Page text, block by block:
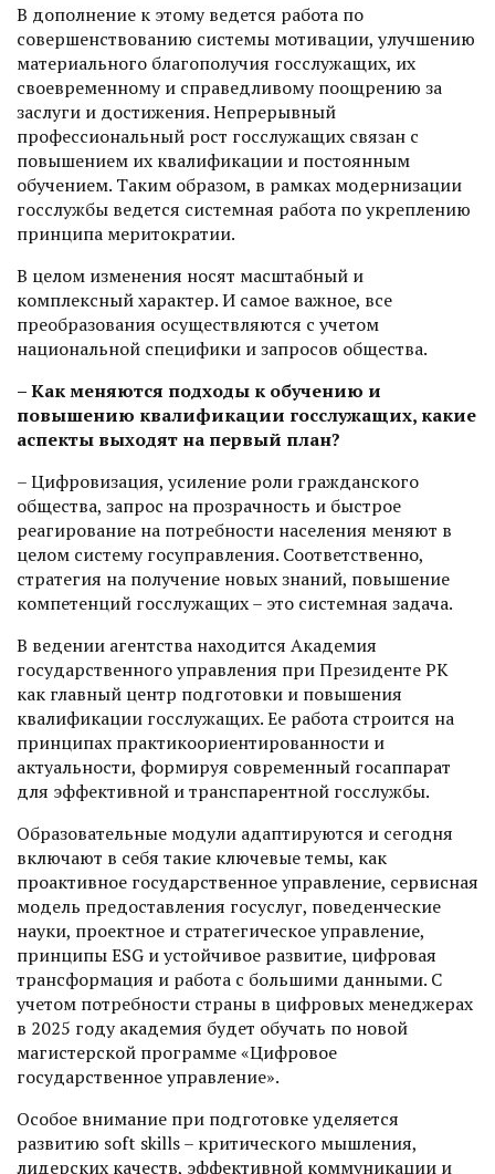
В дополнение к этому ведется работа по
совершенствованию системы мотивации, улучшению
материального благополучия госслужащих, их
своевременному и справедливому поощрению за
заслуги и достижения. Непрерывный
профессиональный рост госслужащих связан с
повышением их квалификации и постоянным
обучением. Таким образом, в рамках модернизации
госслужбы ведется системная работа по укреплению
принципа меритократии.
В целом изменения носят масштабный и
комплексный характер. И самое важное, все
преобразования осуществляются с учетом
национальной специфики и запросов общества.
– Как меняются подходы к обучению и
повышению квалификации госслужащих, какие
аспекты выходят на первый план?
– Цифровизация, усиление роли граж­данского
общества, запрос на прозрачность и быстрое
реагирование на пот­ребности населения меняют в
целом систему госуправления. Соответственно,
стратегия на получение новых знаний, повышение
компетенций госслужащих – это системная задача.
В ведении агентства находится Академия
государственного управления при Президенте РК
как главный центр подготовки и повышения
квалификации госслужащих. Ее работа строится на
принципах практикоориентированности и
актуальности, формируя современный госаппарат
для эффективной и транспарентной госслужбы.
Образовательные модули адаптируются и сегодня
включают в себя такие ключевые темы, как
проактивное государственное управление, сервисная
модель предоставления госуслуг, поведенческие
науки, проектное и стратегическое управление,
принципы ESG и устойчивое развитие, цифровая
трансформация и работа с большими данными. С
учетом потребности страны в цифровых менеджерах
в 2025 году академия будет обучать по новой
магистерской программе «Цифровое
государственное управление».
Особое внимание при подготовке уделяется
развитию soft skills – критического мышления,
лидерских качеств, эффективной коммуникации и